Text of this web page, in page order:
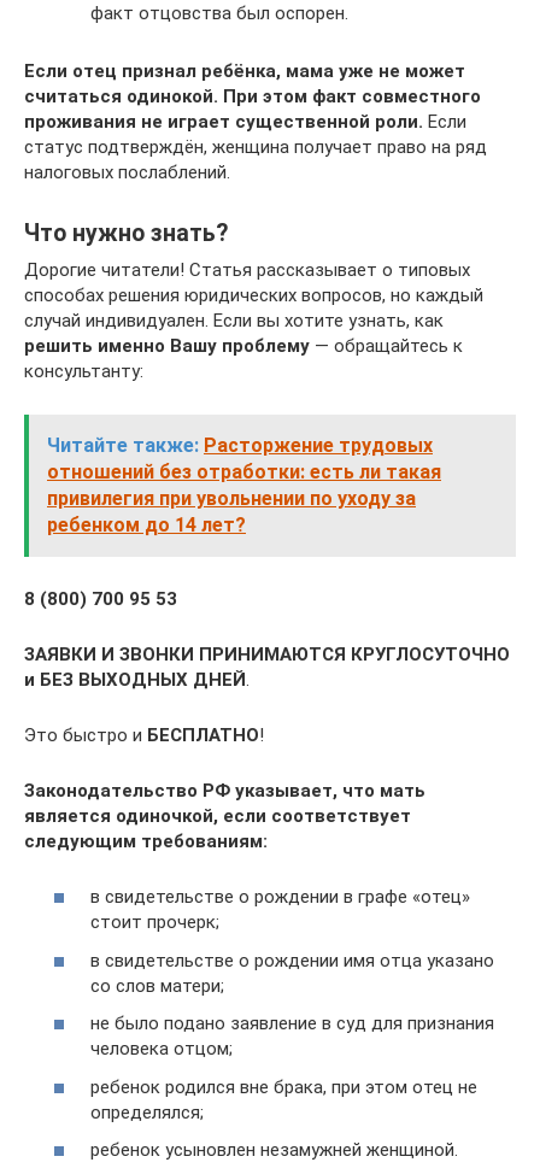
факт отцовства был оспорен.
Если отец признал ребёнка, мама уже не может
считаться одинокой. При этом факт совместного
проживания не играет существенной роли. Если
статус подтверждён, женщина получает право на ряд
налоговых послаблений.
Что нужно знать?
Дорогие читатели! Статья рассказывает о типовых
способах решения юридических вопросов, но каждый
случай индивидуален. Если вы хотите узнать, как
решить именно Вашу проблему — обращайтесь к
консультанту:
Читайте также: Расторжение трудовых
отношений без отработки: есть ли такая
привилегия при увольнении по уходу за
ребенком до 14 лет?
8 (800) 700 95 53
ЗАЯВКИ И ЗВОНКИ ПРИНИМАЮТСЯ КРУГЛОСУТОЧНО
и БЕЗ ВЫХОДНЫХ ДНЕЙ
Это быстро и БЕСПЛАТНО!
Законодательство РФ указывает, что мать
является одиночкой, если соответствует
следующим требованиям:
в свидетельстве о рождении в графе «отец»
стоит прочерк;
в свидетельстве о рождении имя отца указано
со слов матери;
не было подано заявление в суд для признания
человека отцом;
ребенок родился вне брака, при этом отец не
определялся;
ребенок усыновлен незамужней женщиной.